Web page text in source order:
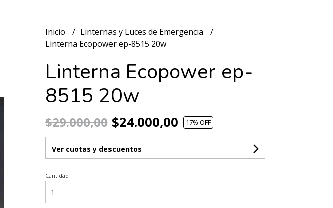
Inicio
Linternas y Luces de Emergencia
Linterna Ecopower ep-8515 20w
Linterna Ecopower ep-
8515 20w
$29.000,00$24.000,00 17% OFF
Ver cuotas y descuentos
Cantidad